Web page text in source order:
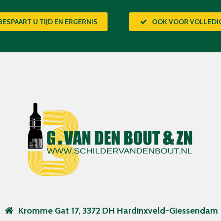
U TIJD EN ERGERNIS OOK VOOR
Kromme Gat 17, 3372 DH Hardinxveld-Giessendam